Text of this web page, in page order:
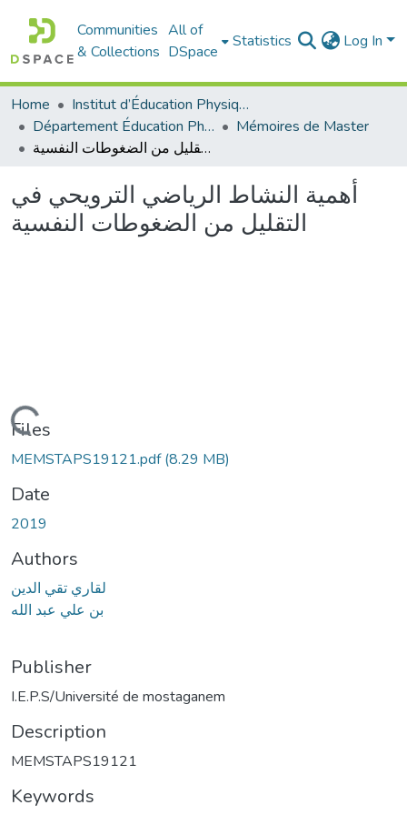
Communities
& Collections
All of
DSpace
Statistics Log In
Home
Institut d’Éducation Physique et Sportive
Département Éducation Physique et Sportive (EPS)
Mémoires de Master
أهمية النشاط الرياضي الترويحي في التقليل من الضغوطات النفسية
أهمية النشاط الرياضي الترويحي في
التقليل من الضغوطات النفسية
Loading...
Files
MEMSTAPS19121.pdf(8.29 MB)
Date
2019
Authors
لقاري تقي الدين
بن علي عبد الله
Publisher
I.E.P.S/Université de mostaganem
Description
MEMSTAPS19121
Keywords